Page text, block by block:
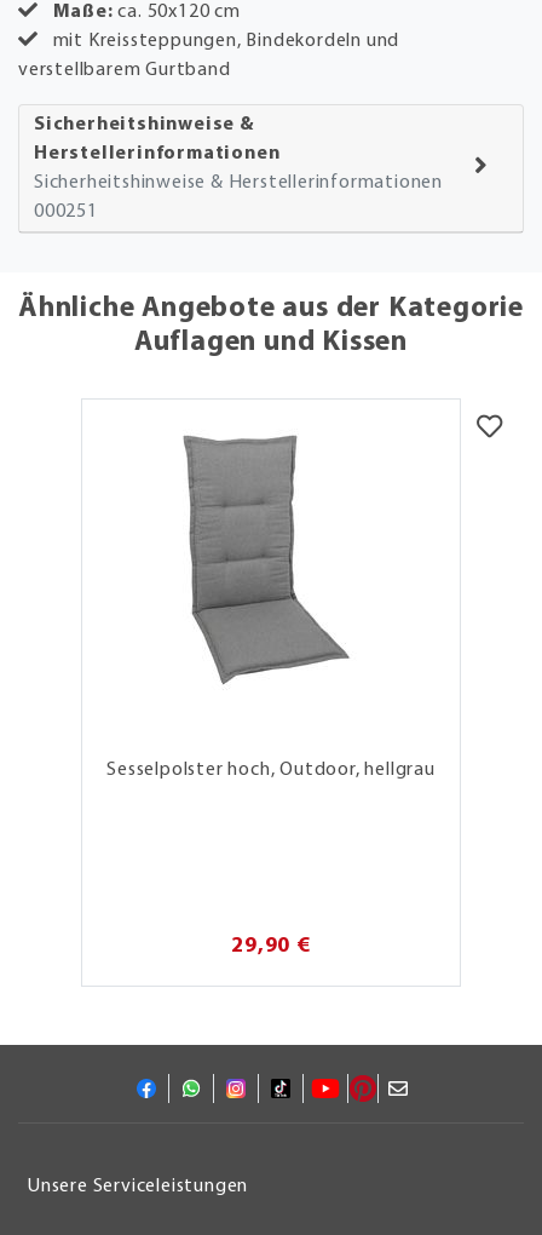
Maße:ca. 50x120 cm
mit Kreissteppungen, Bindekordeln und
verstellbarem Gurtband
Sicherheitshinweise &
Herstellerinformationen
Sicherheitshinweise & Herstellerinformationen
000251
Ähnliche Angebote aus der Kategorie
Auflagen und Kissen
Sesselpolster hoch, Outdoor, hellgrau
29,90 €
Unsere Serviceleistungen